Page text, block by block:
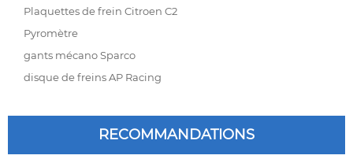
Plaquettes de frein Citroen C2
Pyromètre
gants mécano Sparco
disque de freins AP Racing
RECOMMANDATIONS